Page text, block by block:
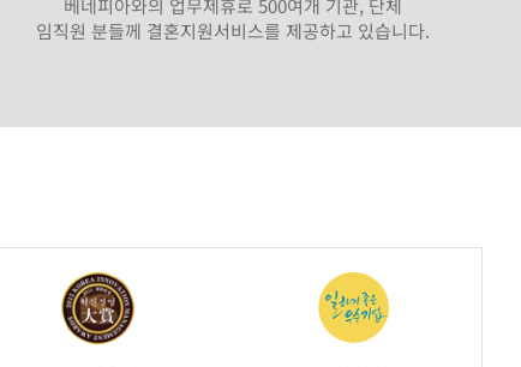
베네피아와의 업무제휴로 500여개 기관, 단체
임직원 분들께 결혼지원서비스를 제공하고 있습니다.